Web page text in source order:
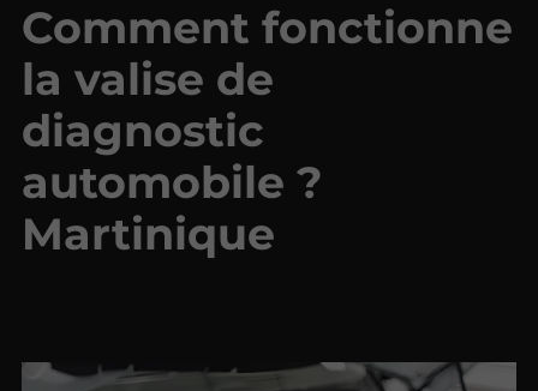
Comment fonctionne
la valise de
diagnostic
automobile ?
Martinique